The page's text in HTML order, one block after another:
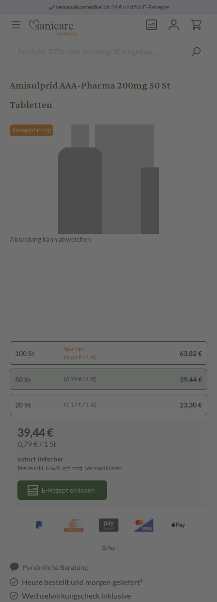
versandkostenfreiab 29 € und für E-Rezepte
Amisulprid AAA-Pharma 200mg 50 St
Tabletten
Rezeptpflichtig
Abbildung kann abweichen
100 St
Spartipp
(0,64 € / 1 St)
63,82 €
50 St (0,79 € / 1 St) 39,44 €
20 St (1,17 € / 1 St) 23,30 €
39,44 €
0,79 € / 1 St
sofort lieferbar
Preise inkl. MwSt. ggf. zzgl. Versandkosten
E-Rezept einlösen
Persönliche Beratung
Heute bestellt und morgen geliefert³
Wechselwirkungscheck inklusive